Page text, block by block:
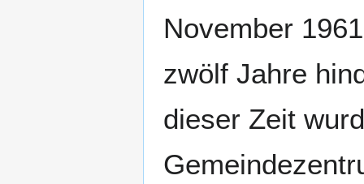
November
zwölf Jahre
dieser Zeit